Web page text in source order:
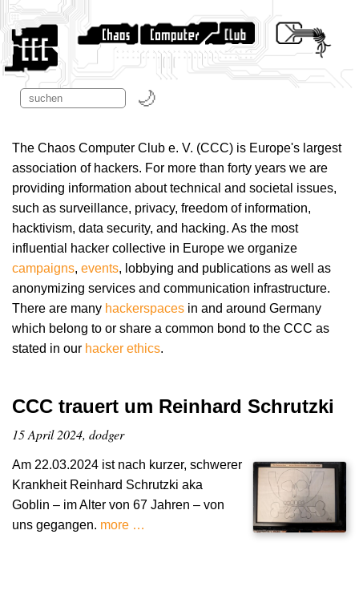
The Chaos Computer Club e. V. (CCC) is Europe's largest
association of hackers. For more than forty years we are
providing information about technical and societal issues,
such as surveillance, privacy, freedom of information,
hacktivism, data security, and hacking. As the most
influential hacker collective in Europe we organize
campaigns, events, lobbying and publications as well as
anonymizing services and communication infrastructure.
There are many hackerspaces in and around Germany
which belong to or share a common bond to the CCC as
stated in our hacker ethics.
CCC trauert um Reinhard Schrutzki
15 April 2024, dodger
Am 22.03.2024 ist nach kurzer, schwerer
Krankheit Reinhard Schrutzki aka
Goblin – im Alter von 67 Jahren – von
uns gegangen. more …